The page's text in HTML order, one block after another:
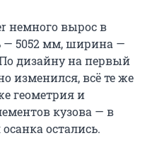
немного вырос в
— 5052 мм, ширина —
дизайну на первый
изменился, всё те же
геометрия и
кузова — в
остались.